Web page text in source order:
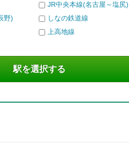
JR中央本線(名古屋～塩尻)
野) しなの鉄道線
上高地線